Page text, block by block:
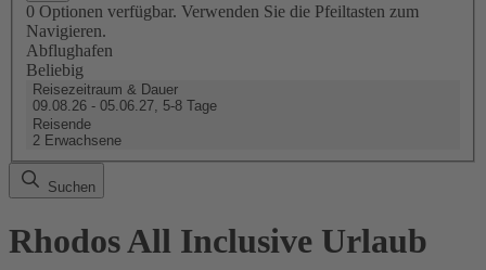
0 Optionen verfügbar. Verwenden Sie die Pfeiltasten zum
Navigieren.
Abflughafen
Beliebig
Reisezeitraum & Dauer
09.08.26 - 05.06.27, 5-8 Tage
Reisende
2 Erwachsene
Suchen
Rhodos All Inclusive Urlaub